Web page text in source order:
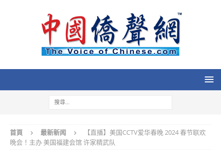
首頁 最新新闻
【直播】美国CCTV爱华春晚 2024 春节联欢
晚会！主办 美国福建会馆 许家精武队